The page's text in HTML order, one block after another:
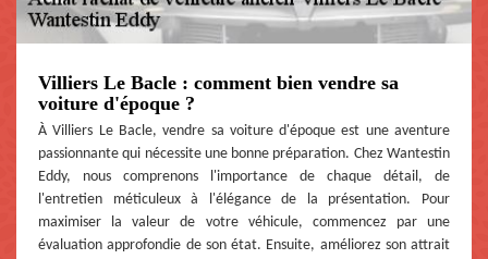
Villiers Le Bacle : comment bien vendre sa
voiture d'époque ?
À Villiers Le Bacle, vendre sa voiture d'époque est une aventure
passionnante qui nécessite une bonne préparation. Chez Wantestin
Eddy, nous comprenons l'importance de chaque détail, de
l'entretien méticuleux à l'élégance de la présentation. Pour
maximiser la valeur de votre véhicule, commencez par une
évaluation approfondie de son état. Ensuite, améliorez son attrait